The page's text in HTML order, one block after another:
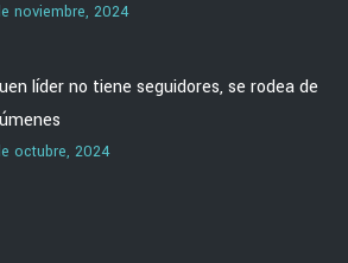
noviembre, 2024
líder no tiene seguidores, se rodea de
octubre, 2024